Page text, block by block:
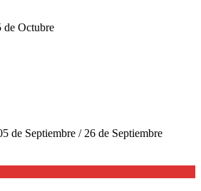
Octubre
de Septiembre / 26 de Septiembre